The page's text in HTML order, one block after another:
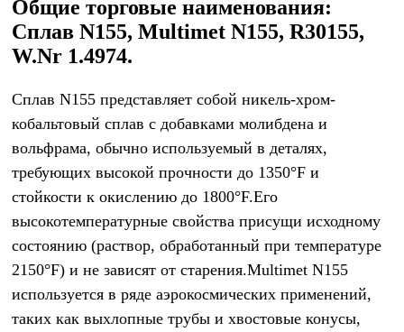
Общие торговые наименования:
Сплав N155, Multimet N155, R30155,
W.Nr 1.4974.
Сплав N155 представляет собой никель-хром-
кобальтовый сплав с добавками молибдена и
вольфрама, обычно используемый в деталях,
требующих высокой прочности до 1350°F и
стойкости к окислению до 1800°F.Его
высокотемпературные свойства присущи исходному
состоянию (раствор, обработанный при температуре
2150°F) и не зависят от старения.Multimet N155
используется в ряде аэрокосмических применений,
таких как выхлопные трубы и хвостовые конусы,